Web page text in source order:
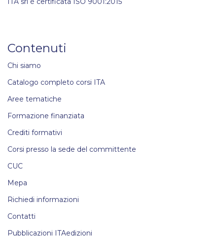
Contenuti
Chi siamo
Catalogo completo corsi ITA
Aree tematiche
Formazione finanziata
Crediti formativi
Corsi presso la sede del committente
CUC
Mepa
Richiedi informazioni
Contatti
Pubblicazioni ITAedizioni